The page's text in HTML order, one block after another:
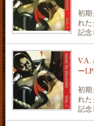
初期
れた
記念
V.A.
ー
初期
れた
記念